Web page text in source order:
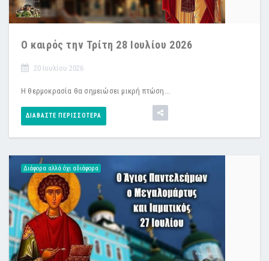
Ο καιρός την Τρίτη 28 Ιουλίου 2026
20 Ιουλίου 2026
Η θερμοκρασία θα σημειώσει μικρή πτώση...
ΔΙΑΒΆΣΤΕ ΠΕΡΙΣΣΌΤΕΡΑ
Διάφορα αλλά όχι αδιάφορα